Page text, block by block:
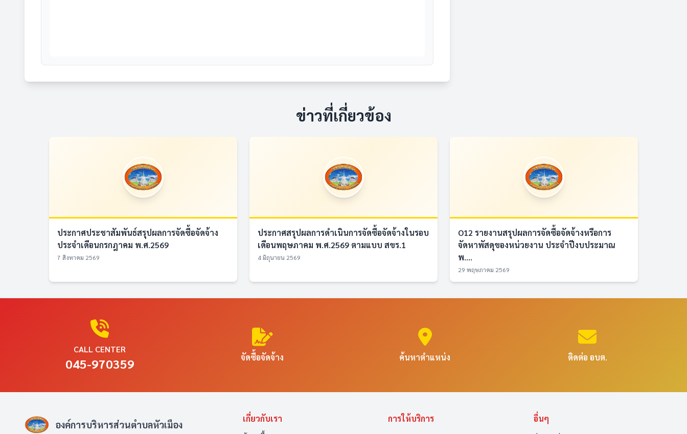
ข่าวที่เกี่ยวข้อง
ประกาศประชาสัมพันธ์สรุปผลการจัดซื้อจัดจ้าง
ประจำเดือนกรกฎาคม พ.ศ.2569
7 สิงหาคม 2569
ประกาศสรุปผลการดำเนินการจัดซื้อจัดจ้างในรอบ
เดือนพฤษภาคม พ.ศ.2569 ตามแบบ สขร.1
4 มิถุนายน 2569
O12 รายงานสรุปผลการจัดซื้อจัดจ้างหรือการ
จัดหาพัสดุของหน่วยงาน ประจำปีงบประมาณ
พ....
29 พฤษภาคม 2569
CALL CENTER
045-970359 จัดซื้อจัดจ้าง ค้นหาตำแหน่ง ติดต่อ อบต.
องค์การบริหารส่วนตำบลหัวเมือง
เกี่ยวกับเรา การให้บริการ อื่นๆ